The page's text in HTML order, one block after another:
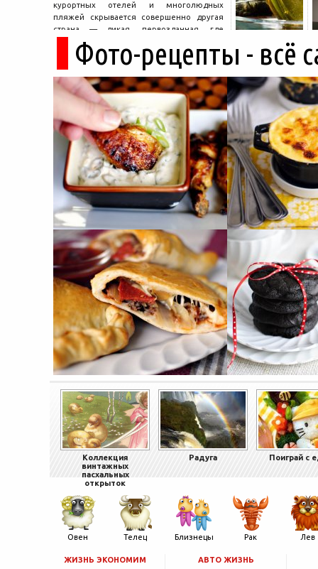
курортных отелей и многолюдных
пляжей скрывается совершенно другая
страна — дикая, первозданная, где
древние руины дремлют в тени кедров, а
горные дороги ведут к местам, о которых
не расскажет ни один автобусный гид....
Фото-рецепты - всё
Коллекция
винтажных
пасхальных
открыток
Радуга Поиграй с
Овен Телец Близнецы Рак Лев
ЖИЗНЬ ЭКОНОМИМ АВТО ЖИЗНЬ